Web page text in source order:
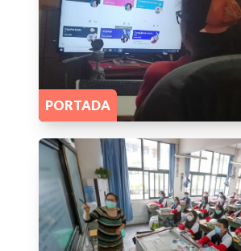
PORTADA